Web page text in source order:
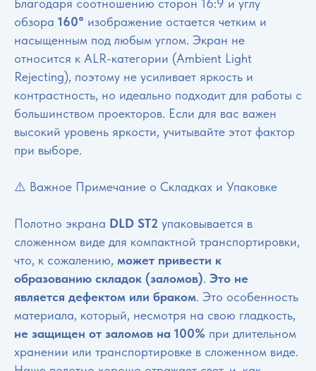
Благодаря соотношению сторон 16:9 и углу
обзора 160° изображение остается четким и
насыщенным под любым углом. Экран не
относится к ALR-категории (Ambient Light
Rejecting), поэтому не усиливает яркость и
контрастность, но идеально подходит для работы с
большинством проекторов. Если для вас важен
высокий уровень яркости, учитывайте этот фактор
при выборе.
⚠️ Важное Примечание о Складках и Упаковке
Полотно экрана DLD ST2 упаковывается в
сложенном виде для компактной транспортировки,
что, к сожалению, может привести к
образованию складок (заломов). Это не
является дефектом или браком. Это особенность
материала, который, несмотря на свою гладкость,
не защищен от заломов на 100% при длительном
хранении или транспортировке в сложенном виде.